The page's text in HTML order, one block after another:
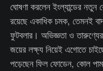
ঘোষণা করলেন ইংল্যান্ডের
রয়েছে একাধিক চমক, তেমনই
ফুটবলার। অভিজ্ঞতা ও
জয়ের লক্ষ্য নিয়েই এগোতে
পড়েছেন ফিল ফোডেন, কোল